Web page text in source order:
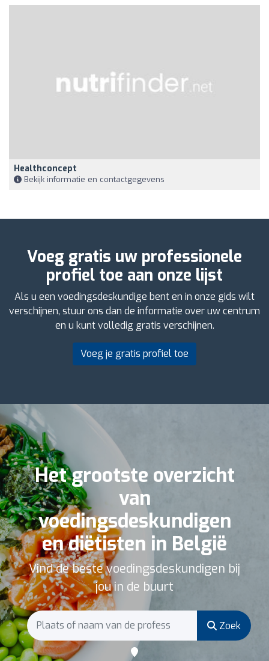
Healthconcept
Bekijk informatie en contactgegevens
Voeg gratis uw professionele
profiel toe aan onze lijst
Als u een voedingsdeskundige bent en in onze gids wilt
verschijnen, stuur ons dan de informatie over uw centrum
en u kunt volledig gratis verschijnen.
Voeg je gratis profiel toe
Het grootste overzicht
van
voedingsdeskundigen
en diëtisten in België
Vind de beste voedingsdeskundigen bij
jou in de buurt
Zoek